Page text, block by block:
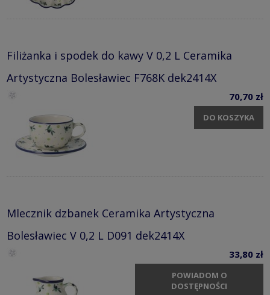
Filiżanka i spodek do kawy V 0,2 L Ceramika
Artystyczna Bolesławiec F768K dek2414X
70,70 zł
DO KOSZYKA
Mlecznik dzbanek Ceramika Artystyczna
Bolesławiec V 0,2 L D091 dek2414X
33,80 zł
POWIADOM O
DOSTĘPNOŚCI